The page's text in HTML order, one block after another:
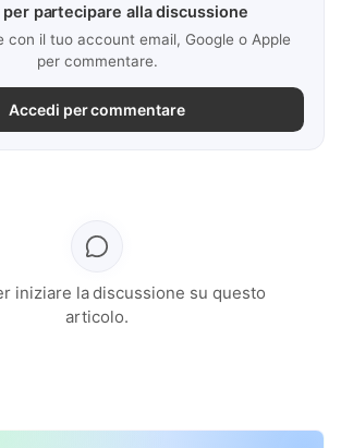
partecipare alla discussione
con il tuo account email, Google o Apple
per commentare.
Accedi per commentare
iniziare la discussione su questo
articolo.